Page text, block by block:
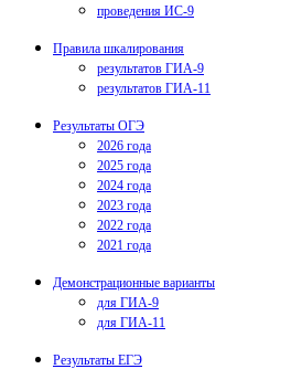
проведения ИС-9
Правила шкалирования
результатов ГИА-9
результатов ГИА-11
Результаты ОГЭ
2026 года
2025 года
2024 года
2023 года
2022 года
2021 года
Демонстрационные варианты
для ГИА-9
для ГИА-11
Результаты ЕГЭ